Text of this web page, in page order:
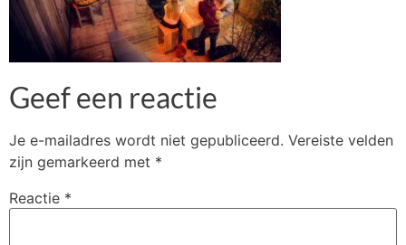
Geef een reactie
Je e-mailadres wordt niet gepubliceerd. Vereiste velden
zijn gemarkeerd met *
Reactie *